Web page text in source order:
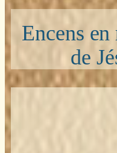
Encens
de